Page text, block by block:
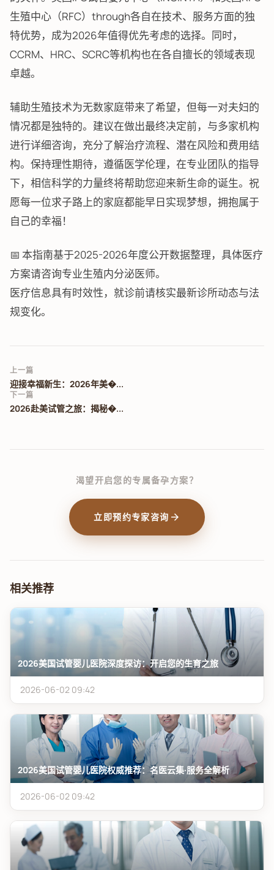
生殖中心（RFC）through各自在技术、服务方面的独
特优势，成为2026年值得优先考虑的选择。同时，
CCRM、HRC、SCRC等机构也在各自擅长的领域表现
卓越。
辅助生殖技术为无数家庭带来了希望，但每一对夫妇的
情况都是独特的。建议在做出最终决定前，与多家机构
进行详细咨询，充分了解治疗流程、潜在风险和费用结
构。保持理性期待，遵循医学伦理，在专业团队的指导
下，相信科学的力量终将帮助您迎来新生命的诞生。祝
愿每一位求子路上的家庭都能早日实现梦想，拥抱属于
自己的幸福！
📅 本指南基于2025-2026年度公开数据整理，具体医疗
方案请咨询专业生殖内分泌医师。
医疗信息具有时效性，就诊前请核实最新诊所动态与法
规变化。
上一篇
迎接幸福新生：2026年美�...
下一篇
2026赴美试管之旅：揭秘�...
渴望开启您的专属备孕方案？
立即预约专家咨询 arrow_forward
相关推荐
2026美国试管婴儿医院深度探访：开启您的生育之旅
2026-06-02 09:42
2026美国试管婴儿医院权威推荐：名医云集·服务全解析
2026-06-02 09:42